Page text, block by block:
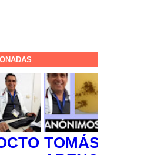
TOMÁS